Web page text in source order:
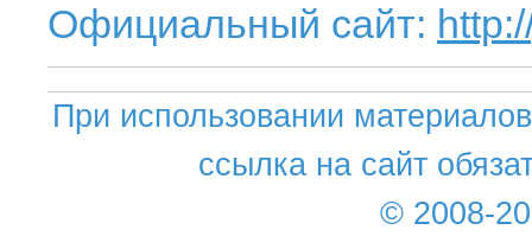
Официальный сайт:
При использовании
ссылка на сайт
© 2008-